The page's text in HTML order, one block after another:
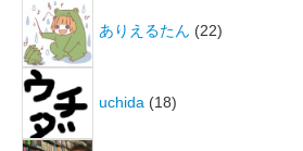
ありえるたん (22)
uchida (18)